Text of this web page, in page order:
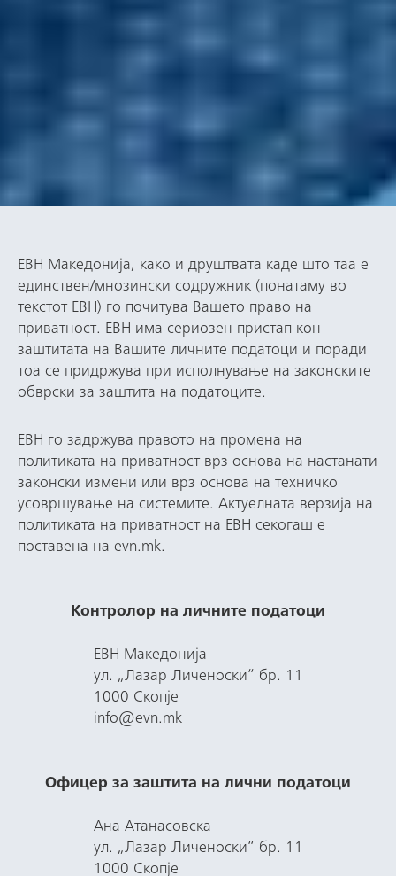
ЕВН Македонија, како и друштвата каде што таа е
единствен/мнозински содружник (понатаму во
текстот ЕВН) го почитува Вашето право на
приватност. ЕВН има сериозен пристап кон
заштитата на Вашите личните податоци и поради
тоа се придржува при исполнување на законските
обврски за заштита на податоците.
ЕВН го задржува правото на промена на
политиката на приватност врз основа на настанати
законски измени или врз основа на техничко
усовршување на системите. Актуелната верзија на
политиката на приватност на ЕВН секогаш е
поставена на evn.mk.
Контролор на личните податоци
ЕВН Македонија
ул. „Лазар Личеноски“ бр. 11
1000 Скопје
info@evn.mk
Офицер за заштита на лични податоци
Ана Атанасовска
ул. „Лазар Личеноски“ бр. 11
1000 Скопје